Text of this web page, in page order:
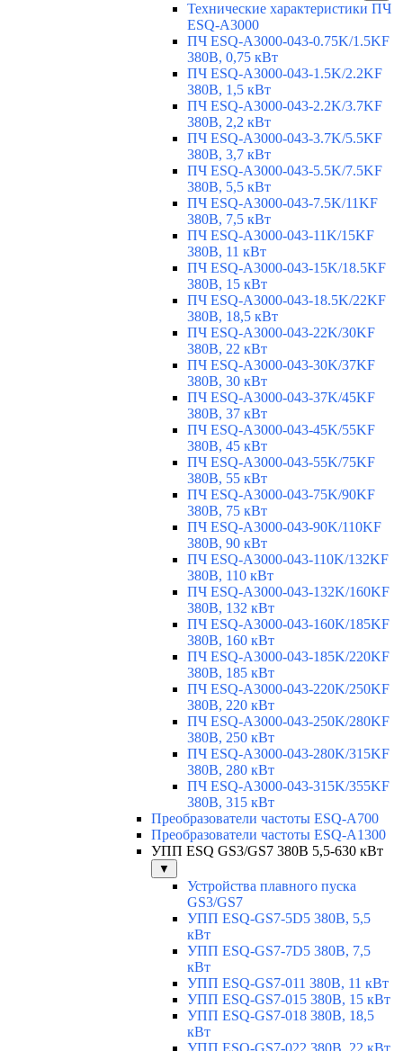
Технические характеристики ПЧ
ESQ-A3000
ПЧ ESQ-A3000-043-0.75K/1.5KF
380В, 0,75 кВт
ПЧ ESQ-A3000-043-1.5K/2.2KF
380В, 1,5 кВт
ПЧ ESQ-A3000-043-2.2K/3.7KF
380В, 2,2 кВт
ПЧ ESQ-A3000-043-3.7K/5.5KF
380В, 3,7 кВт
ПЧ ESQ-A3000-043-5.5K/7.5KF
380В, 5,5 кВт
ПЧ ESQ-A3000-043-7.5K/11KF
380В, 7,5 кВт
ПЧ ESQ-A3000-043-11K/15KF
380В, 11 кВт
ПЧ ESQ-A3000-043-15K/18.5KF
380В, 15 кВт
ПЧ ESQ-A3000-043-18.5K/22KF
380В, 18,5 кВт
ПЧ ESQ-A3000-043-22K/30KF
380В, 22 кВт
ПЧ ESQ-A3000-043-30K/37KF
380В, 30 кВт
ПЧ ESQ-A3000-043-37K/45KF
380В, 37 кВт
ПЧ ESQ-A3000-043-45K/55KF
380В, 45 кВт
ПЧ ESQ-A3000-043-55K/75KF
380В, 55 кВт
ПЧ ESQ-A3000-043-75K/90KF
380В, 75 кВт
ПЧ ESQ-A3000-043-90K/110KF
380В, 90 кВт
ПЧ ESQ-A3000-043-110K/132KF
380В, 110 кВт
ПЧ ESQ-A3000-043-132K/160KF
380В, 132 кВт
ПЧ ESQ-A3000-043-160K/185KF
380В, 160 кВт
ПЧ ESQ-A3000-043-185K/220KF
380В, 185 кВт
ПЧ ESQ-A3000-043-220K/250KF
380В, 220 кВт
ПЧ ESQ-A3000-043-250K/280KF
380В, 250 кВт
ПЧ ESQ-A3000-043-280K/315KF
380В, 280 кВт
ПЧ ESQ-A3000-043-315K/355KF
380В, 315 кВт
Преобразователи частоты ESQ-A700
Преобразователи частоты ESQ-A1300
УПП ESQ GS3/GS7 380В 5,5-630 кВт
▼
Устройства плавного пуска
GS3/GS7
УПП ESQ-GS7-5D5 380В, 5,5
кВт
УПП ESQ-GS7-7D5 380В, 7,5
кВт
УПП ESQ-GS7-011 380В, 11 кВт
УПП ESQ-GS7-015 380В, 15 кВт
УПП ESQ-GS7-018 380В, 18,5
кВт